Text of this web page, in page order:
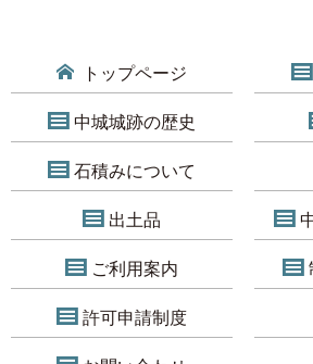
トップページ
中城城跡の歴史
石積みについて
出土品
ご利用案内
許可申請制度